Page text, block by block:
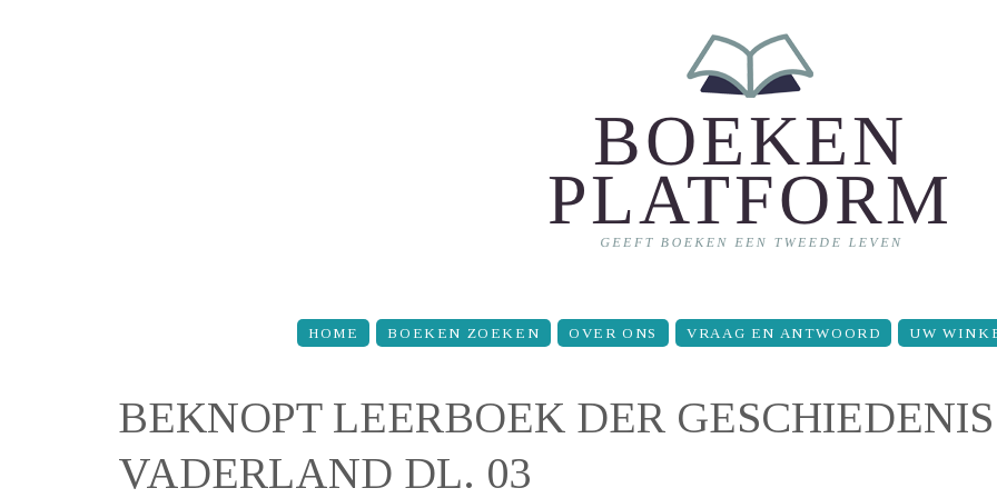
HOME BOEKEN ZOEKEN OVER ONS VRAAG EN ANTWOORD UW
BEKNOPT LEERBOEK DER
VADERLAND DL. 03